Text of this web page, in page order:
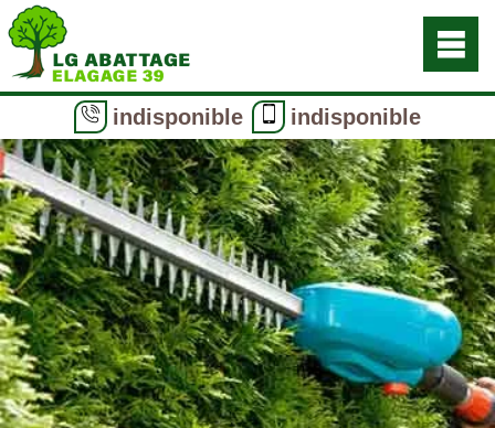
indisponible indisponible